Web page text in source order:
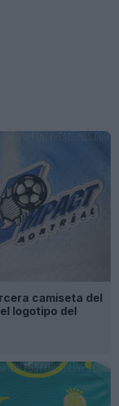
camiseta del
logotipo del